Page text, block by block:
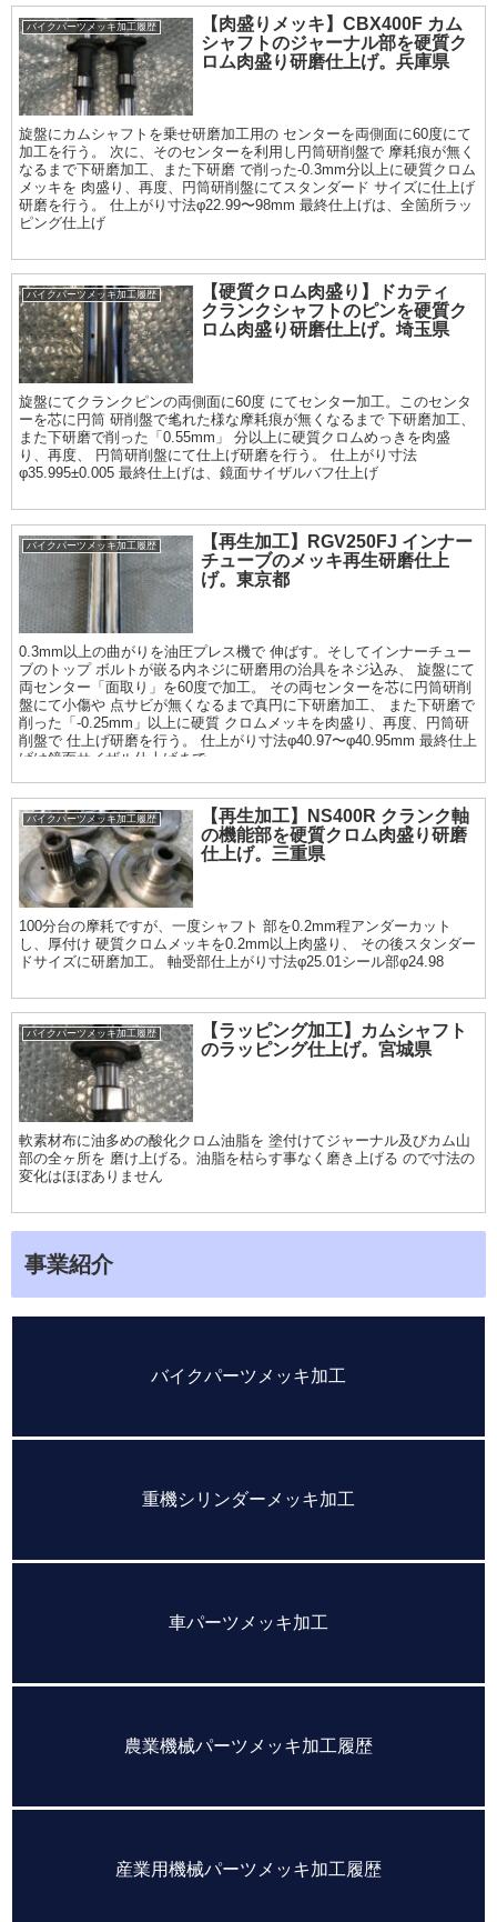
バイクパーツメッキ加工履歴
【肉盛りメッキ】CBX400F カム
シャフトのジャーナル部を硬質ク
ロム肉盛り研磨仕上げ。兵庫県
旋盤にカムシャフトを乗せ研磨加工用の センターを両側面に60度にて
加工を行う。 次に、そのセンターを利用し円筒研削盤で 摩耗痕が無く
なるまで下研磨加工、また下研磨 で削った-0.3mm分以上に硬質クロム
メッキを 肉盛り、再度、円筒研削盤にてスタンダード サイズに仕上げ
研磨を行う。 仕上がり寸法φ22.99〜98mm 最終仕上げは、全箇所ラッ
ピング仕上げ
バイクパーツメッキ加工履歴
【硬質クロム肉盛り】ドカティ
クランクシャフトのピンを硬質ク
ロム肉盛り研磨仕上げ。埼玉県
旋盤にてクランクピンの両側面に60度 にてセンター加工。このセンタ
ーを芯に円筒 研削盤で毟れた様な摩耗痕が無くなるまで 下研磨加工、
また下研磨で削った「0.55mm」 分以上に硬質クロムめっきを肉盛
り、再度、 円筒研削盤にて仕上げ研磨を行う。 仕上がり寸法
φ35.995±0.005 最終仕上げは、鏡面サイザルバフ仕上げ
バイクパーツメッキ加工履歴
【再生加工】RGV250FJ インナー
チューブのメッキ再生研磨仕上
げ。東京都
0.3mm以上の曲がりを油圧プレス機で 伸ばす。そしてインナーチュー
ブのトップ ボルトが嵌る内ネジに研磨用の治具をネジ込み、 旋盤にて
両センター「面取り」を60度で加工。 その両センターを芯に円筒研削
盤にて小傷や 点サビが無くなるまで真円に下研磨加工、 また下研磨で
削った「-0.25mm」以上に硬質 クロムメッキを肉盛り、再度、円筒研
削盤で 仕上げ研磨を行う。 仕上がり寸法φ40.97〜φ40.95mm 最終仕上
げは鏡面サイザル仕上げまで
バイクパーツメッキ加工履歴
【再生加工】NS400R クランク軸
の機能部を硬質クロム肉盛り研磨
仕上げ。三重県
100分台の摩耗ですが、一度シャフト 部を0.2mm程アンダーカット
し、厚付け 硬質クロムメッキを0.2mm以上肉盛り、 その後スタンダー
ドサイズに研磨加工。 軸受部仕上がり寸法φ25.01シール部φ24.98
バイクパーツメッキ加工履歴
【ラッピング加工】カムシャフト
のラッピング仕上げ。宮城県
軟素材布に油多めの酸化クロム油脂を 塗付けてジャーナル及びカム山
部の全ヶ所を 磨け上げる。油脂を枯らす事なく磨き上げる ので寸法の
変化はほぼありません
事業紹介
バイクパーツメッキ加工
重機シリンダーメッキ加工
車パーツメッキ加工
農業機械パーツメッキ加工履歴
産業用機械パーツメッキ加工履歴